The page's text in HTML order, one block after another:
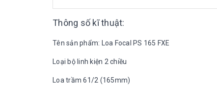
Thông số kĩ thuật:
Tên sản phẩm: Loa Focal PS 165 FXE
Loại bộ linh kiện 2 chiều
Loa trầm 61/2 (165mm)